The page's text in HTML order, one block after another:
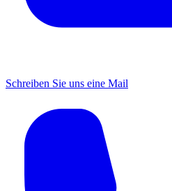
Schreiben Sie uns eine Mail